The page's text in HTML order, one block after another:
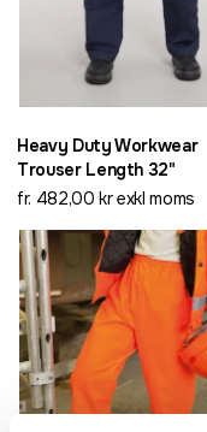
Heavy Duty Workwear
Trouser Length 32"
fr. 482,00 kr exkl moms